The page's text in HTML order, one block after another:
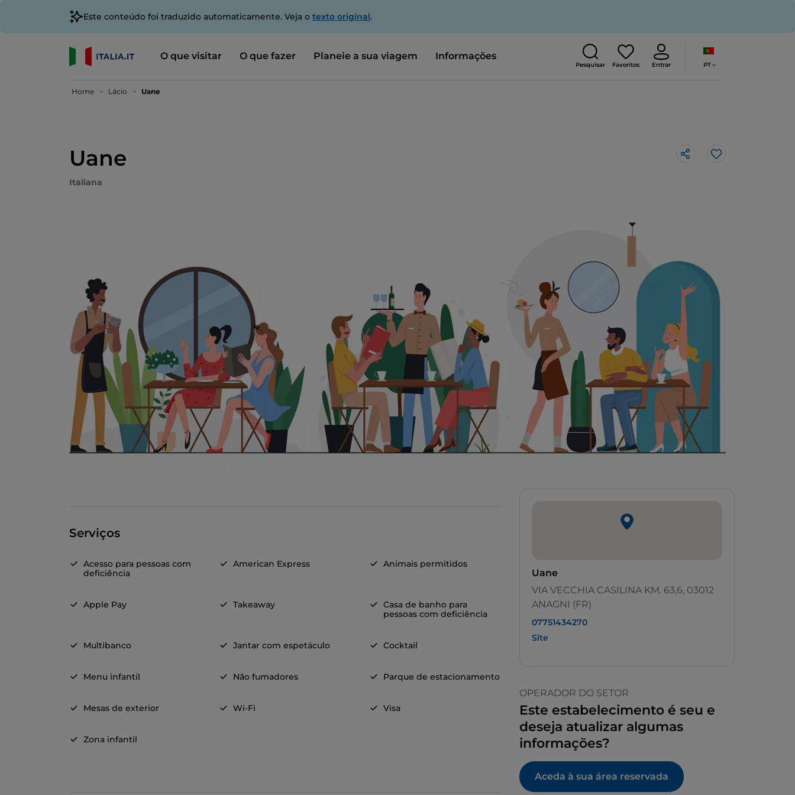
Este conteúdo foi traduzido automaticamente. Veja o texto original.
O que visitar O que fazer Planeie a sua viagem Informações
Pesquisar Favoritos Entrar PT
Home Lácio Uane
Uane Gosto
Italiana
Serviços
Acesso para pessoas com
deficiência
American Express Animais permitidos
Apple Pay Takeaway
Casa de banho para
pessoas com deficiência
Multibanco Jantar com espetáculo Cocktail
Menu infantil Não fumadores Parque de estacionamento
Mesas de exterior Wi-Fi Visa
Zona infantil
Uane
VIA VECCHIA CASILINA KM. 63,6, 03012
ANAGNI (FR)
07751434270
Site
OPERADOR DO SETOR
Este estabelecimento é seu e
deseja atualizar algumas
informações?
Aceda à sua área reservada